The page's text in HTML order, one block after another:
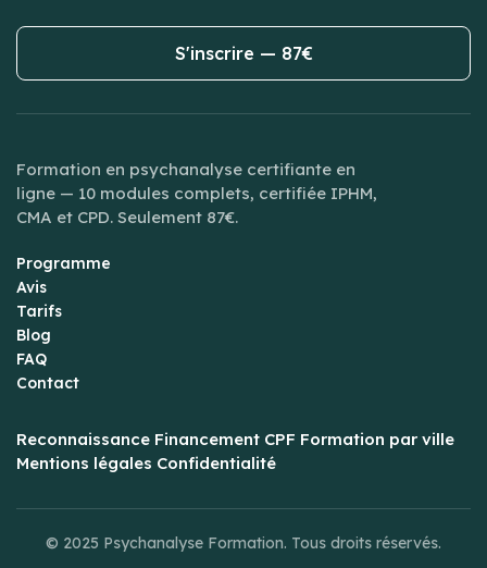
S'inscrire — 87€
Formation en psychanalyse certifiante en
ligne — 10 modules complets, certifiée IPHM,
CMA et CPD. Seulement 87€.
Programme
Avis
Tarifs
Blog
FAQ
Contact
Reconnaissance Financement CPF Formation par ville
Mentions légales Confidentialité
© 2025 Psychanalyse Formation. Tous droits réservés.